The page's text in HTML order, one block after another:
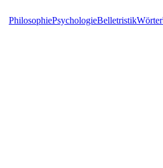
PhilosophiePsychologieBelletristik